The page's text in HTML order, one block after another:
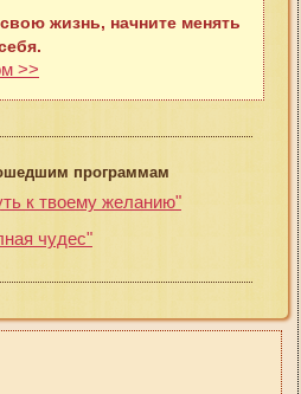
жизнь, начните менять
>>
программам
к твоему желанию"
чудес"